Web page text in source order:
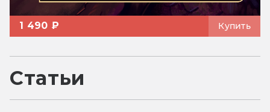
1 490 ₽ Купить
Статьи